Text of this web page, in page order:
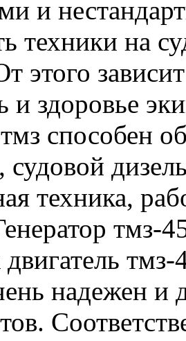
и
техники на
этого
и здоровье
способен
техника,
тмз-
надежен и